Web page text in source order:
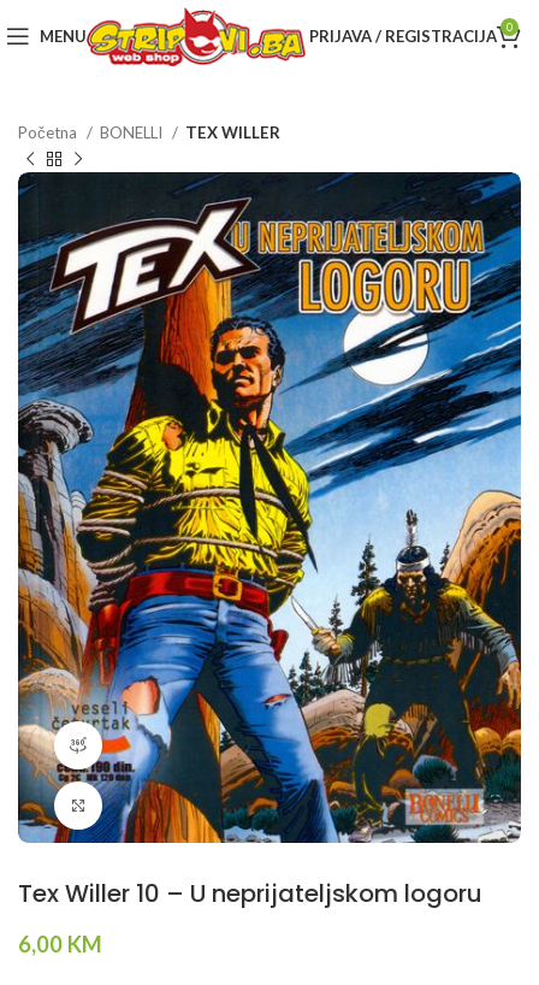
MENU PRIJAVA / REGISTRACIJA 0
Početna BONELLI TEX WILLER
360 product view
Klikni da povečaš
Tex Willer 10 – U neprijateljskom logoru
6,00 KM